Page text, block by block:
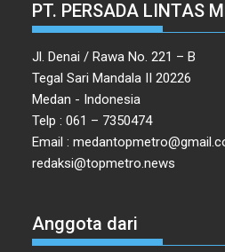
PT. PERSADA LINTAS
Jl. Denai / Rawa No. 221 – B
Tegal Sari Mandala II 20226
Medan - Indonesia
Telp : 061 – 7350474
Email :
redaksi@topmetro.news
Anggota dari